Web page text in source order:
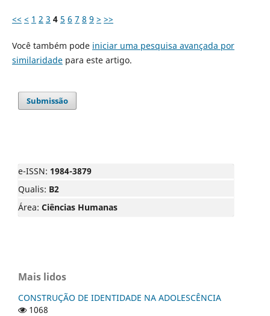
<< < 1 2 3 4 5 6 7 8 9 > >>
Você também pode iniciar uma pesquisa avançada por
similaridadepara este artigo.
Submissão
e-ISSN: 1984-3879
Qualis: B2
Área: Ciências Humanas
Mais lidos
CONSTRUÇÃO DE IDENTIDADE NA ADOLESCÊNCIA
1068